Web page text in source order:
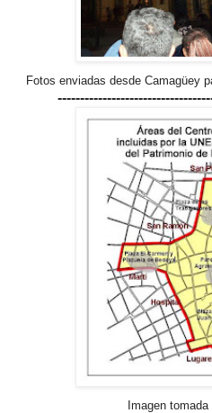
Fotos enviadas desde Camagüey
Imagen tomada